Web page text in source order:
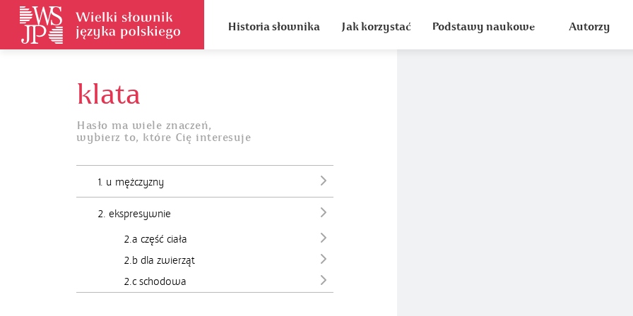
Historia słownika Jak korzystać Podstawy naukowe Autorzy
klata
Hasło ma wiele znaczeń,
wybierz to, które Cię interesuje
1. u mężczyzny
2. ekspresywnie
2.a część ciała
2.b dla zwierząt
2.c schodowa